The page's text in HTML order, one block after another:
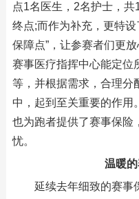
点1名医生，2名护士，
终点;而作为补充，更特设
保障点”，让参赛者们更
赛事医疗指挥中心能定位
等，并根据需求，合理分
中，起到至关重要的作用
也为跑者提供了赛事保险
忧。
温暖
延续去年细致的赛事